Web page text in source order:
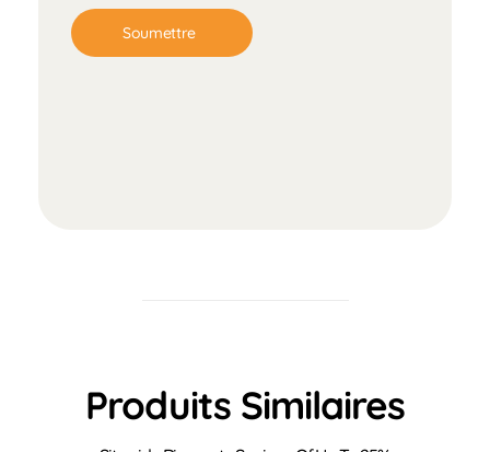
Produits Similaires